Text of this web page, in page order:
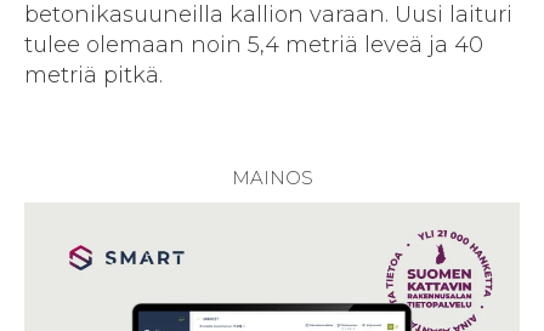
betonikasuuneilla kallion varaan. Uusi laituri
tulee olemaan noin 5,4 metriä leveä ja 40
metriä pitkä.